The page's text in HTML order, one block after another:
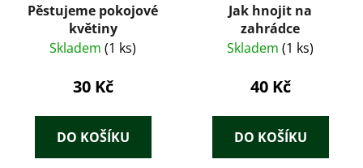
Pěstujeme pokojové
květiny
Skladem (1 ks)
30 Kč
DO KOŠÍKU
Jak hnojit na
zahrádce
Skladem (1 ks)
40 Kč
DO KOŠÍKU